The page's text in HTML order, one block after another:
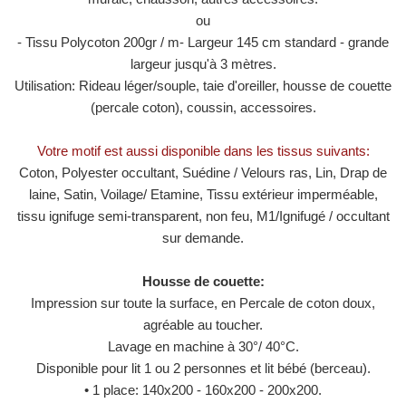
ou
- Tissu Polycoton 200gr / m- Largeur 145 cm standard - grande
largeur jusqu'à 3 mètres.
Utilisation: Rideau léger/souple, taie d'oreiller, housse de couette
(percale coton), coussin, accessoires.
Votre motif est aussi disponible dans les tissus suivants:
Coton, Polyester occultant, Suédine / Velours ras, Lin, Drap de
laine, Satin, Voilage/ Etamine, Tissu extérieur imperméable,
tissu ignifuge semi-transparent, non feu, M1/​​Ignifugé / occultant
sur demande.
Housse de couette:
Impression sur toute la surface, en Percale de coton doux,
agréable au toucher.
Lavage en machine à 30°/ 40°C.
Disponible pour lit 1 ou 2 personnes et lit bébé (berceau).
• 1 place: 140x200 - 160x200 - 200x200.